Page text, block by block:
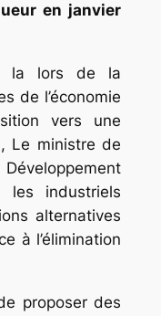
en janvier
la lors de la
de l’économie
vers une
Le ministre de
industriels
alternatives
à l’élimination
proposer des